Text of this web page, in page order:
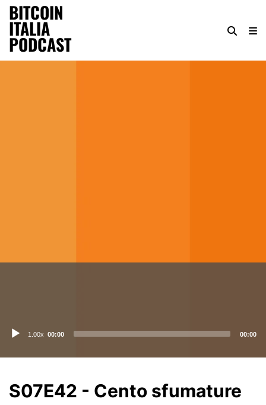
BITCOIN
ITALIA
PODCAST
Audio
1.00x 00:00 00:00
S07E42 - Cento sfumature